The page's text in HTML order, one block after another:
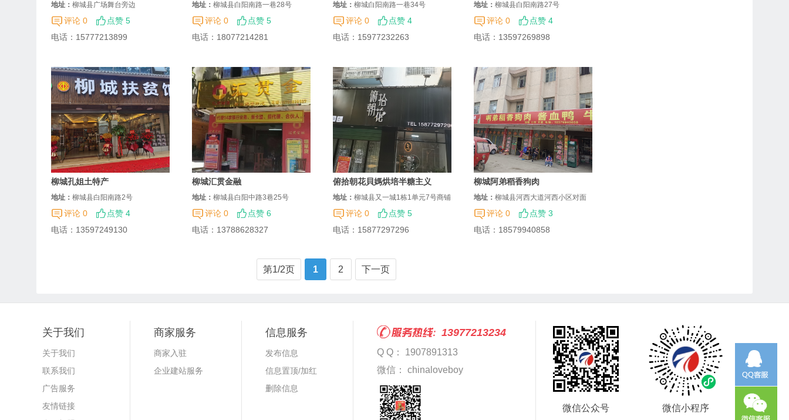
地址： 柳城县广场舞台旁边
评论 0
点赞 5
电话： 15777213899
地址： 柳城县白阳南路一巷28号
评论 0
点赞 5
电话： 18077214281
地址： 柳城白阳南路一巷34号
评论 0
点赞 4
电话： 15977232263
地址： 柳城县白阳南路27号
评论 0
点赞 4
电话： 13597269898
柳城孔姐土特产
地址： 柳城县白阳南路2号
评论 0
点赞 4
电话： 13597249130
柳城汇贯金融
地址： 柳城县白阳中路3巷25号
评论 0
点赞 6
电话： 13788628327
俯拾朝花貝媽烘培半糖主义
地址： 柳城县又一城1栋1单元7号商铺
评论 0
点赞 5
电话： 15877297296
柳城阿弟稻香狗肉
地址： 柳城县河西大道河西小区对面
评论 0
点赞 3
电话： 18579940858
第1/2页 1 2 下一页
关于我们
关于我们
联系我们
广告服务
友情链接
商家服务
商家入驻
企业建站服务
信息服务
发布信息
信息置顶/加红
删除信息
13977213234
Q Q： 1907891313
微信： chinaloveboy
微信公众号 微信小程序